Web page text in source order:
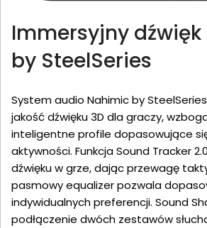
Immersyjny
by SteelSeries
System audio Nahimic by
jakość dźwięku 3D dla graczy,
inteligentne profile dopasowujące
aktywności. Funkcja Sound Tracker
dźwięku w grze, dając przewagę
pasmowy equalizer pozwala
indywidualnych preferencji. Sound
podłączenie dwóch zestawów